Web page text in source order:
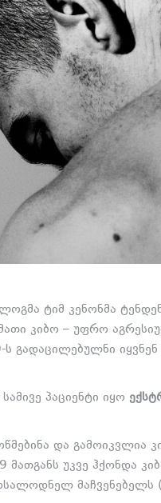
ტიმ კენონმა
კიბო – უფრო
გადაცილებულნი
სამივე პაციენტი იყო
და
მათგანს უკვე ჰქონდა
მაჩვენებელს